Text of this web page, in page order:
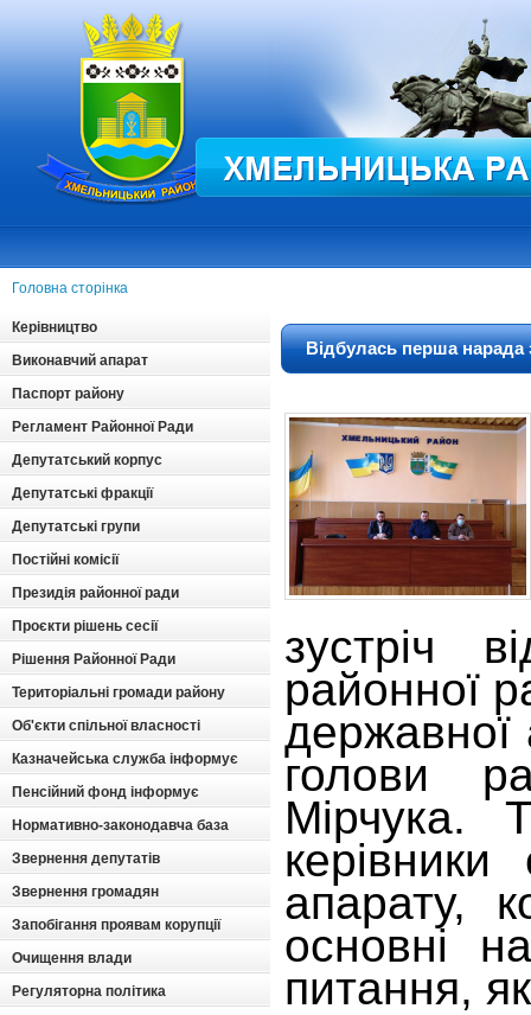
Головна сторінка
Керівництво
Виконавчий апарат
Паспорт району
Регламент Районної Ради
Депутатський корпус
Депутатські фракції
Депутатські групи
Постійні комісії
Президія районної ради
Проєкти рішень сесії
Рішення Районної Ради
Територіальні громади району
Об'єкти спільної власності
Казначейська служба інформує
Пенсійний фонд інформує
Нормативно-законодавча база
Звернення депутатів
Звернення громадян
Запобігання проявам корупції
Очищення влади
Регуляторна політика
Відбулась перша нарада
зустріч
районної
державної
голови
Мірчука.
керівники
апарату,
основні
питання,